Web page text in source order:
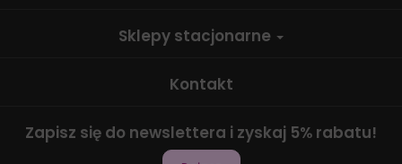
Sklepy stacjonarne
Kontakt
Zapisz się do newslettera i zyskaj 5% rabatu!